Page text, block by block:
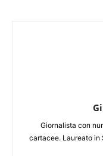
Giornalista con
cartacee. Laureato in